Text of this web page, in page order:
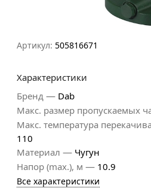
Артикул: 505816671
Характеристики
Бренд — Dab
Макс. размер пропускаемых
Макс. температура
110
Материал — Чугун
Напор (max.), м — 10.9
Все характеристики